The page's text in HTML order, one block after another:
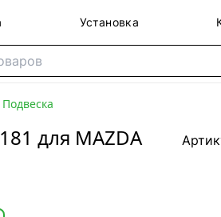
Установка
Подвеска
для MAZDA